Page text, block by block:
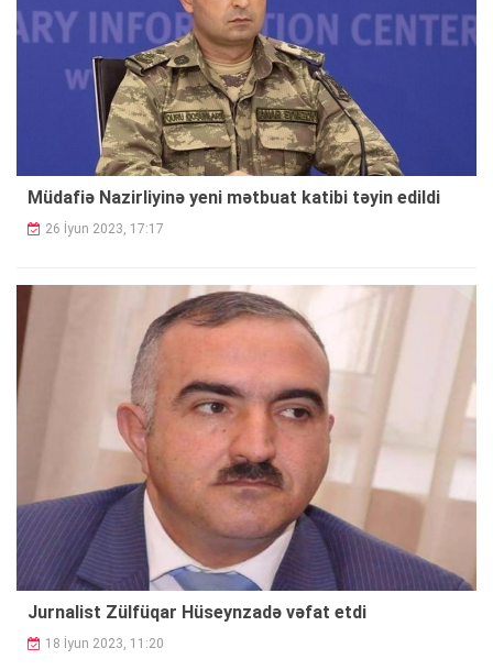
Müdafiə Nazirliyinə yeni mətbuat katibi təyin edildi
26 İyun 2023, 17:17
Jurnalist Zülfüqar Hüseynzadə vəfat etdi
18 İyun 2023, 11:20